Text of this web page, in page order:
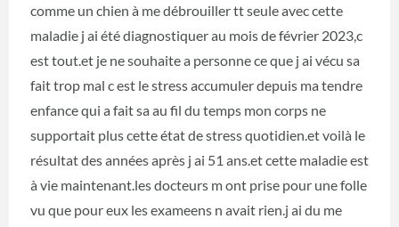
comme un chien à me débrouiller tt seule avec cette
maladie j ai été diagnostiquer au mois de février 2023,c
est tout.et je ne souhaite a personne ce que j ai vécu sa
fait trop mal c est le stress accumuler depuis ma tendre
enfance qui a fait sa au fil du temps mon corps ne
supportait plus cette état de stress quotidien.et voilà le
résultat des années après j ai 51 ans.et cette maladie est
à vie maintenant.les docteurs m ont prise pour une folle
vu que pour eux les exameens n avait rien.j ai du me